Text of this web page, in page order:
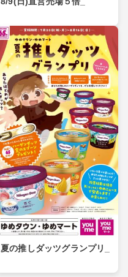
夏の推しダッツグランプリ_